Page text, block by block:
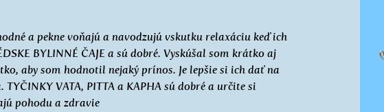
a pekne voňajú a navodzujú vskutku relaxáciu keď ich
BYLINNÉ ČAJE a sú dobré. Vyskúšal som krátko aj
aby som hodnotil nejaký prínos. Je lepšie si ich dať na
VATA, PITTA a KAPHA sú dobré a určite si
pohodu a zdravie